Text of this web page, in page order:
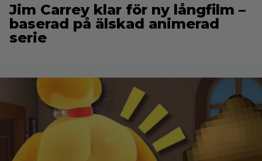
Jim Carrey klar för ny långfilm –
baserad på älskad animerad
serie